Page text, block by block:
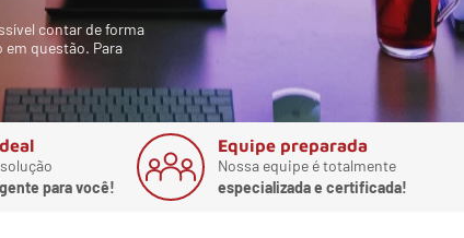
contar de forma
questão. Para
para você!
Equipe preparada
Nossa equipe é totalmente
especializada e certificada!